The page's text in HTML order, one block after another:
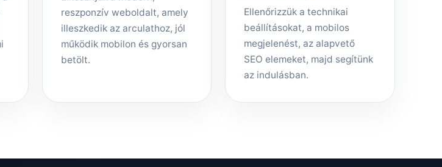
reszponzív weboldalt, amely
illeszkedik az arculathoz, jól
működik mobilon és gyorsan
betölt.
Ellenőrizzük a technikai
beállításokat, a mobilos
megjelenést, az alapvető
SEO elemeket, majd segítünk
az indulásban.